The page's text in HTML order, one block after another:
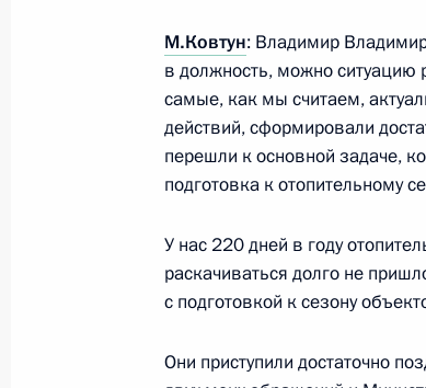
Заседание рабочей группы
развития
4 июня 2015 года, 14:40
Принята досрочная
Марины Ковтун
М.Ковтун: Владимир
в должность, можно ситуацию
самые, как мы считаем,
действий, сформировали
перешли к основной задаче,
подготовка к отопительному
У нас 220 дней в году
раскачиваться долго не
с подготовкой к сезону
Они приступили достаточно